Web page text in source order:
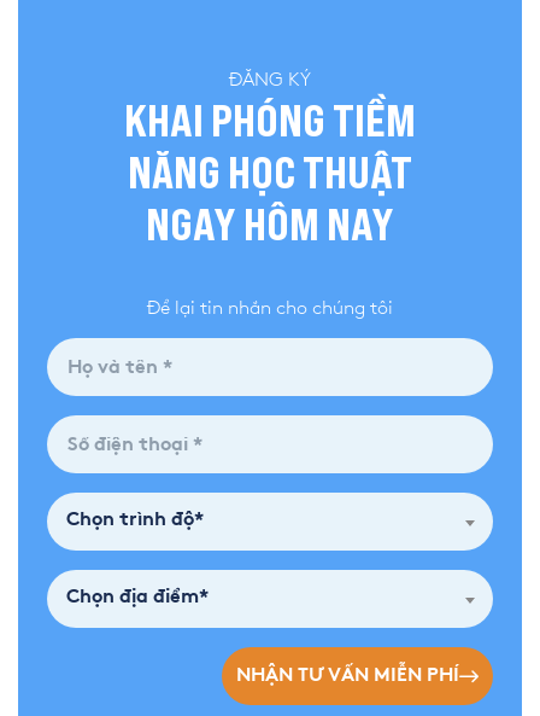
ĐĂNG KÝ
KHAI PHÓNG TIỀM
NĂNG HỌC THUẬT
NGAY HÔM NAY
Để lại tin nhắn cho chúng tôi
Chọn trình độ*
Chọn địa điểm*
NHẬN TƯ VẤN MIỄN PHÍ